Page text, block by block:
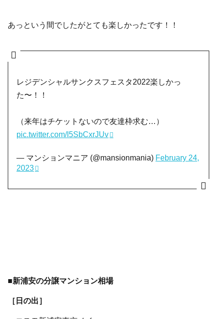
あっという間でしたがとても楽しかったです！！
レジデンシャルサンクスフェスタ2022楽しかっ
た〜！！
（来年はチケットないので友達枠求む…）
pic.twitter.com/I5SbCxrJUv
— マンションマニア (@mansionmania) February 24,
2023
■新浦安の分譲マンション相場
［日の出］